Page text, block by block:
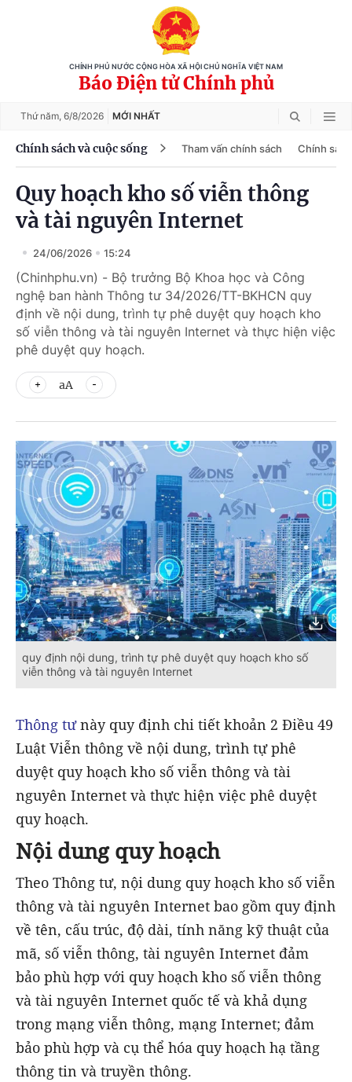
CHÍNH PHỦ NƯỚC CỘNG HÒA XÃ HỘI CHỦ NGHĨA VIỆT NAM
Báo Điện tử Chính phủ
Thứ năm, 6/8/2026 MỚI NHẤT
Chính sách và cuộc sống Tham vấn chính sách Chính
Quy hoạch kho số viễn thông
và tài nguyên Internet
24/06/2026 15:24
(Chinhphu.vn) - Bộ trưởng Bộ Khoa học và Công
nghệ ban hành Thông tư 34/2026/TT-BKHCN quy
định về nội dung, trình tự phê duyệt quy hoạch kho
số viễn thông và tài nguyên Internet và thực hiện việc
phê duyệt quy hoạch.
aA
quy định nội dung, trình tự phê duyệt quy hoạch kho số
viễn thông và tài nguyên Internet
Thông tưnày quy định chi tiết khoản 2 Điều 49
Luật Viễn thông về nội dung, trình tự phê
duyệt quy hoạch kho số viễn thông và tài
nguyên Internet và thực hiện việc phê duyệt
quy hoạch.
Nội dung quy hoạch
Theo Thông tư, nội dung quy hoạch kho số viễn
thông và tài nguyên Internet bao gồm quy định
về tên, cấu trúc, độ dài, tính năng kỹ thuật của
mã, số viễn thông, tài nguyên Internet đảm
bảo phù hợp với quy hoạch kho số viễn thông
và tài nguyên Internet quốc tế và khả dụng
trong mạng viễn thông, mạng Internet; đảm
bảo phù hợp và cụ thể hóa quy hoạch hạ tầng
thông tin và truyền thông.